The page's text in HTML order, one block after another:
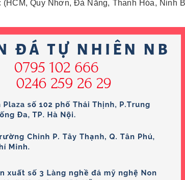
Quy Nhơn, Đà Nẵng, Thanh Hóa, Ninh